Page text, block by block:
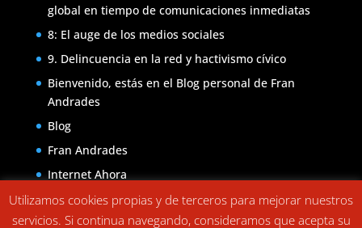
global en tiempo de comunicaciones inmediatas
8: El auge de los medios sociales
9. Delincuencia en la red y hactivismo cívico
Bienvenido, estás en el Blog personal de Fran
Andrades
Blog
Fran Andrades
Internet Ahora
Internet Ahora- Disponible Online
Política de cookies
Utilizamos cookies propias y de terceros para mejorar nuestros
servicios. Si continua navegando, consideramos que acepta su